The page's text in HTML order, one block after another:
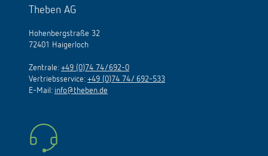
Theben AG
Hohenbergstraße 32
72401 Haigerloch
Zentrale: +49 (0)74 74/692-0
Vertriebsservice: +49 (0)74 74/ 692-533
E-Mail: info@theben.de